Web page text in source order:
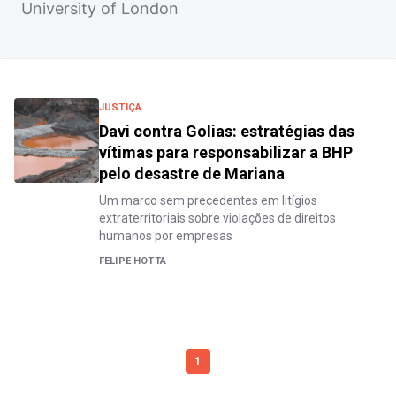
University of London
JUSTIÇA
Davi contra Golias: estratégias das
vítimas para responsabilizar a BHP
pelo desastre de Mariana
Um marco sem precedentes em litígios
extraterritoriais sobre violações de direitos
humanos por empresas
FELIPE HOTTA
1